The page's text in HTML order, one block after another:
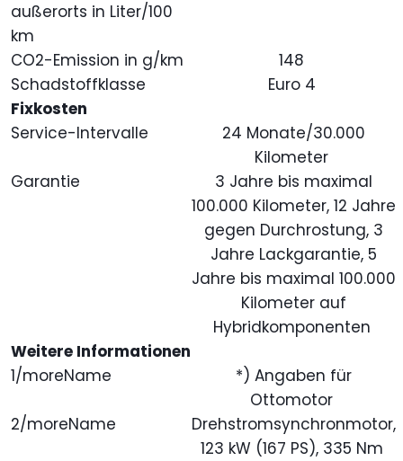
außerorts in Liter/100
km
CO2-Emission in g/km
148
Schadstoffklasse
Euro 4
Fixkosten
Service-Intervalle
24 Monate/30.000
Kilometer
Garantie
3 Jahre bis maximal
100.000 Kilometer, 12 Jahre
gegen Durchrostung, 3
Jahre Lackgarantie, 5
Jahre bis maximal 100.000
Kilometer auf
Hybridkomponenten
Weitere Informationen
1/moreName
*) Angaben für
Ottomotor
2/moreName
Drehstromsynchronmotor,
123 kW (167 PS), 335 Nm